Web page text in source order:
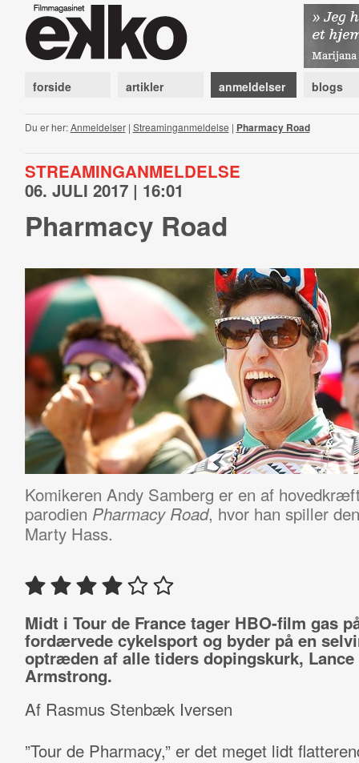
forside artikler anmeldelser blogs
Du er her:Anmeldelser| Streaminganmeldelse | Pharmacy Road
STREAMINGANMELDELSE
06. JULI 2017 | 16:01
Pharmacy Road
Komikeren Andy Samberg er en af
parodien Pharmacy Road, hvor han spiller
Marty Hass.
Midt i Tour de France tager HBO-film gas
fordærvede cykelsport og byder på en
optræden af alle tiders dopingskurk, Lance
Armstrong.
Af Rasmus Stenbæk Iversen
”Tour de Pharmacy,” er det meget lidt